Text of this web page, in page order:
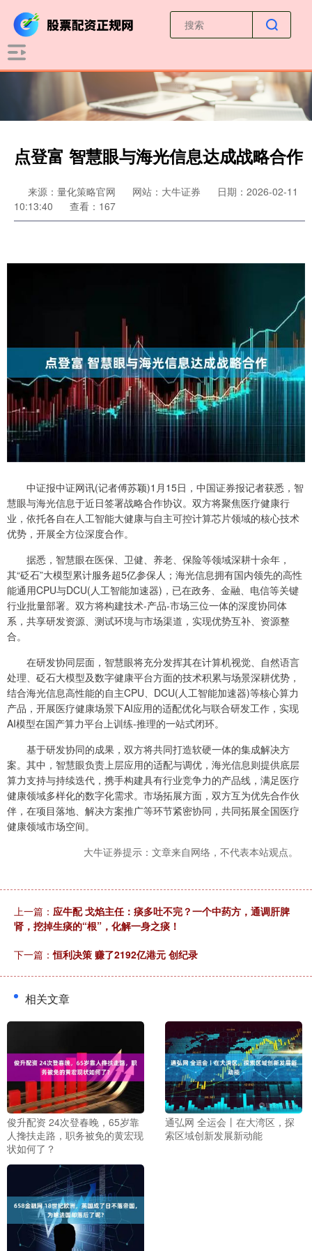
点登富 智慧眼与海光信息达成战略合作
来源：量化策略官网 网站：大牛证券
日期：2026-02-11
10:13:40
查看：167
中证报中证网讯(记者傅苏颖)1月15日，中国证券报记者获悉，智
慧眼与海光信息于近日签署战略合作协议。双方将聚焦医疗健康行
业，依托各自在人工智能大健康与自主可控计算芯片领域的核心技术
优势，开展全方位深度合作。
据悉，智慧眼在医保、卫健、养老、保险等领域深耕十余年，
其“砭石”大模型累计服务超5亿参保人；海光信息拥有国内领先的高性
能通用CPU与DCU(人工智能加速器)，已在政务、金融、电信等关键
行业批量部署。双方将构建技术-产品-市场三位一体的深度协同体
系，共享研发资源、测试环境与市场渠道，实现优势互补、资源整
合。
在研发协同层面，智慧眼将充分发挥其在计算机视觉、自然语言
处理、砭石大模型及数字健康平台方面的技术积累与场景深耕优势，
结合海光信息高性能的自主CPU、DCU(人工智能加速器)等核心算力
产品，开展医疗健康场景下AI应用的适配优化与联合研发工作，实现
AI模型在国产算力平台上训练-推理的一站式闭环。
基于研发协同的成果，双方将共同打造软硬一体的集成解决方
案。其中，智慧眼负责上层应用的适配与调优，海光信息则提供底层
算力支持与持续迭代，携手构建具有行业竞争力的产品线，满足医疗
健康领域多样化的数字化需求。市场拓展方面，双方互为优先合作伙
伴，在项目落地、解决方案推广等环节紧密协同，共同拓展全国医疗
健康领域市场空间。
大牛证券提示：文章来自网络，不代表本站观点。
上一篇： 应牛配 戈焰主任：痰多吐不完？一个中药方，通调肝脾
肾，挖掉生痰的“根”，化解一身之痰！
下一篇：恒利决策 赚了2192亿港元 创纪录
相关文章
俊升配资 24次登春晚，65岁靠
人搀扶走路，职务被免的黄宏现
状如何了？
通弘网 全运会丨在大湾区，探
索区域创新发展新动能